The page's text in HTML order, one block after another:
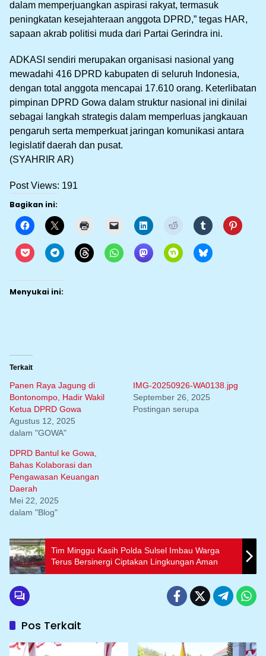
dalam memperjuangkan aspirasi rakyat, termasuk
peningkatan kesejahteraan anggota DPRD,” tegas HAR,
sapaan akrab politisi muda dari Partai Gerindra ini.
ADKASI sendiri merupakan organisasi nasional yang
mewadahi 416 DPRD kabupaten di seluruh Indonesia,
dengan total anggota mencapai 17.610 orang. Keterlibatan
pimpinan DPRD Gowa dalam struktur nasional ini dinilai
sebagai langkah strategis dalam memperluas jangkauan
pengaruh serta memperkuat jaringan komunikasi antara
legislatif daerah dan pusat.
(SYAHRIR AR)
Post Views: 191
Bagikan ini:
Menyukai ini:
Terkait
Panen Raya Jagung di
Bontonompo, Hadir Wakil
Ketua DPRD Gowa
Agustus 12, 2025
dalam "GOWA"
IMG-20250926-WA0138.jpg
September 26, 2025
Postingan serupa
DPRD Bantul ke Gowa,
Bahas Kolaborasi dan
Pengawasan Keuangan
Daerah
Mei 22, 2025
dalam "Blog"
Tim Minggu Kasih Polda Sulsel Imbau Warga
Terus Bersinergi Ciptakan Lingkungan Aman
Pos Terkait